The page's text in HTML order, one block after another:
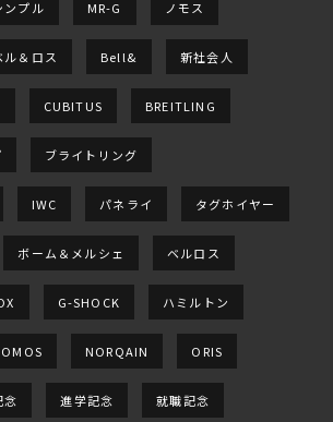
ンプル MR-G ノモス
ル＆ロス Bell& 新社会人
CUBITUS BREITLING
ブライトリング
IWC パネライ タグホイヤー
ボーム＆メルシェ ベルロス
G-SHOCK ハミルトン
NORQAIN ORIS
念 進学記念 就職記念